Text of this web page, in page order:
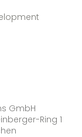
GmbH
Ring 1